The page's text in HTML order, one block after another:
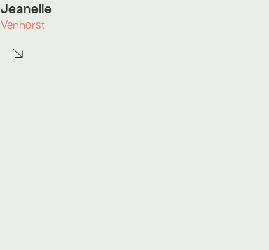
Jeanelle
Venhorst